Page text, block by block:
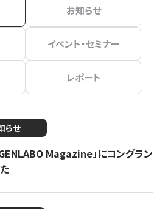
お知らせ
イベント・セミナー
レポート
らせ
Magazine」にコングラン